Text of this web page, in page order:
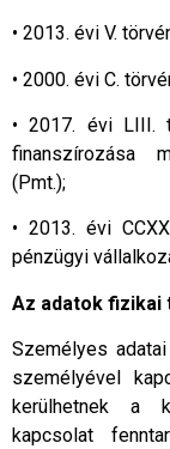
• 2013. évi V.
• 2000. évi C.
• 2017. évi LIII.
finanszírozása
(Pmt.);
• 2013. évi
pénzügyi
Az adatok fizikai
Személyes
személyével
kerülhetnek a
kapcsolat